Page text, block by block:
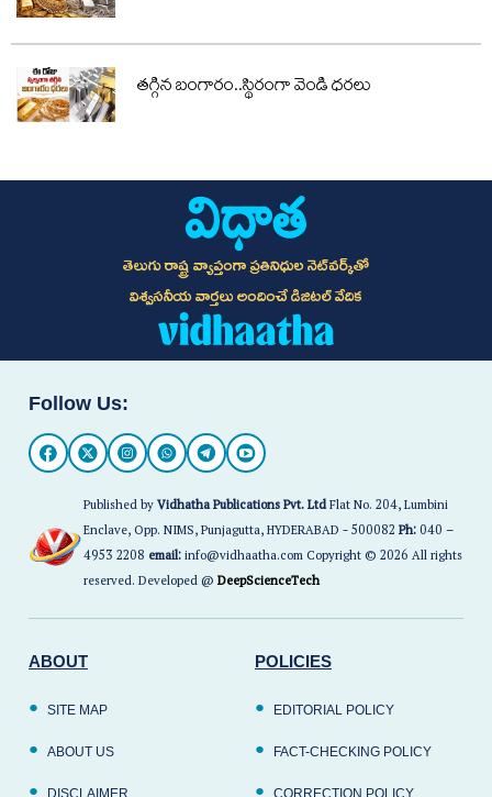
తగ్గిన బంగారం..స్థిరంగా వెండి ధరలు
తెలుగు రాష్ట్ర వ్యాప్తంగా ప్రతినిధుల నెట్‌వర్క్‌తో
విశ్వసనీయ వార్తలు అందించే డిజిటల్ వేదిక
Follow Us:
Published byVidhatha Publications Pvt. LtdFlat No. 204, Lumbini
Enclave, Opp. NIMS, Punjagutta, HYDERABAD - 500082Ph:040 –
4953 2208 email:info@vidhaatha.com Copyright © 2026 All rights
reserved. Developed @DeepScienceTech
ABOUT
SITE MAP
ABOUT US
DISCLAIMER
POLICIES
EDITORIAL POLICY
FACT-CHECKING POLICY
CORRECTION POLICY